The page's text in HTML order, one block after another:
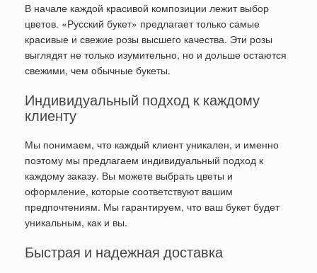
В начале каждой красивой композиции лежит выбор
цветов. «Русский букет» предлагает только самые
красивые и свежие розы высшего качества. Эти розы
выглядят не только изумительно, но и дольше остаются
свежими, чем обычные букеты.
Индивидуальный подход к каждому
клиенту
Мы понимаем, что каждый клиент уникален, и именно
поэтому мы предлагаем индивидуальный подход к
каждому заказу. Вы можете выбрать цветы и
оформление, которые соответствуют вашим
предпочтениям. Мы гарантируем, что ваш букет будет
уникальным, как и вы.
Быстрая и надежная доставка